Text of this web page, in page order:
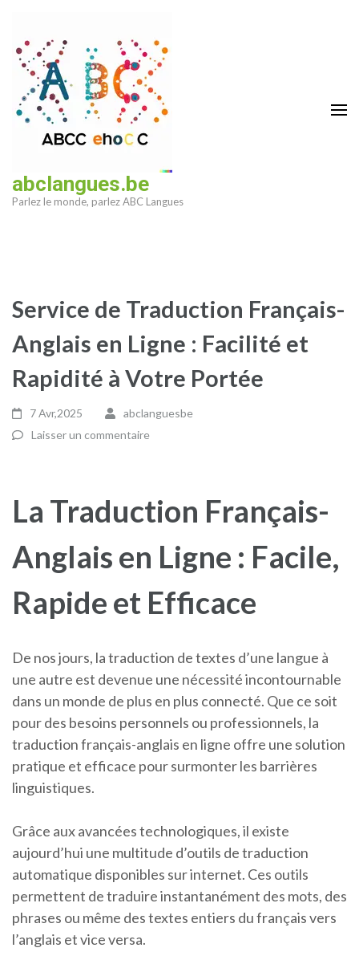
contenu
(Pressez
Entrée)
abclangues.be
Parlez le monde, parlez ABC Langues
Service de Traduction Français-
Anglais en Ligne : Facilité et
Rapidité à Votre Portée
7 Avr,2025
abclanguesbe
Laisser un commentaire
La Traduction Français-
Anglais en Ligne : Facile,
Rapide et Efficace
De nos jours, la traduction de textes d’une langue à
une autre est devenue une nécessité incontournable
dans un monde de plus en plus connecté. Que ce soit
pour des besoins personnels ou professionnels, la
traduction français-anglais en ligne offre une solution
pratique et efficace pour surmonter les barrières
linguistiques.
Grâce aux avancées technologiques, il existe
aujourd’hui une multitude d’outils de traduction
automatique disponibles sur internet. Ces outils
permettent de traduire instantanément des mots, des
phrases ou même des textes entiers du français vers
l’anglais et vice versa.